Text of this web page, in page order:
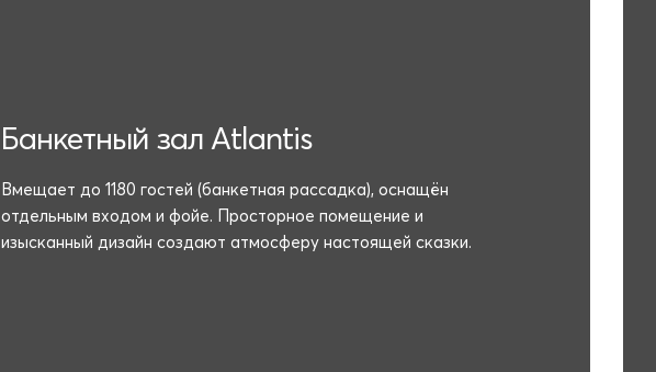
Банкетный зал Atlantis
Вмещает до 1180 гостей (банкетная рассадка), оснащён
отдельным входом и фойе. Просторное помещение и
изысканный дизайн создают атмосферу настоящей сказки.